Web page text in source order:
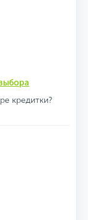
кредитки?